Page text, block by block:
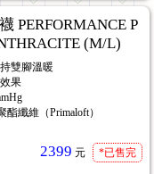
PERFORMANCE P
(M/L)
雙腳溫暖
果
纖維（Primaloft）
2399 元 *已售完